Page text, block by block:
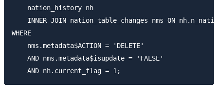
    nation_history nh
INNER JOIN nation_table_changes nms ON
WHERE
    nms.metadata$ACTION = 'DELETE'
    AND nms.metadata$isupdate = 'FALSE'